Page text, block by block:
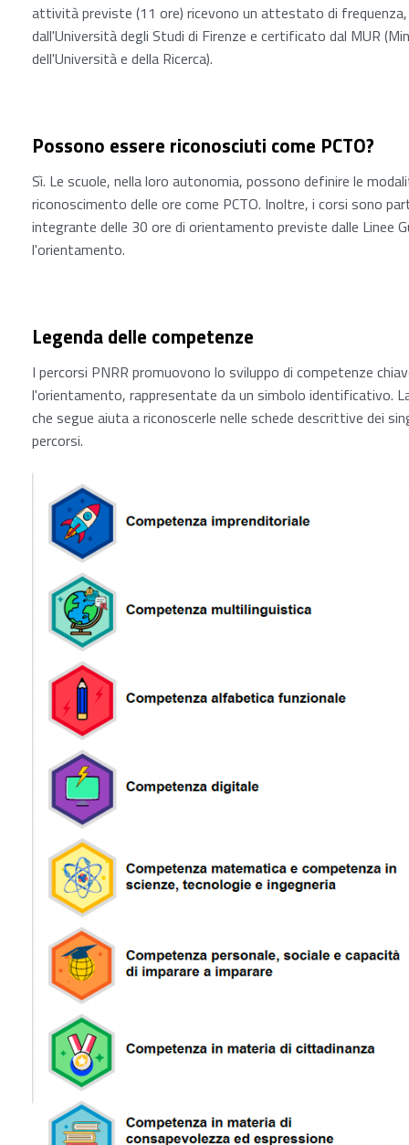
attività previste (11 ore) ricevono un attestato di
dall'Università degli Studi di Firenze e certificato dal MUR
dell'Università e della Ricerca).
Possono essere riconosciuti come PCTO?
Sì. Le scuole, nella loro autonomia, possono definire le
riconoscimento delle ore come PCTO. Inoltre, i corsi sono
integrante delle 30 ore di orientamento previste dalle Linee
l'orientamento.
Legenda delle competenze
I percorsi PNRR promuovono lo sviluppo di competenze
l'orientamento, rappresentate da un simbolo identificativo.
che segue aiuta a riconoscerle nelle schede descrittive dei
percorsi.